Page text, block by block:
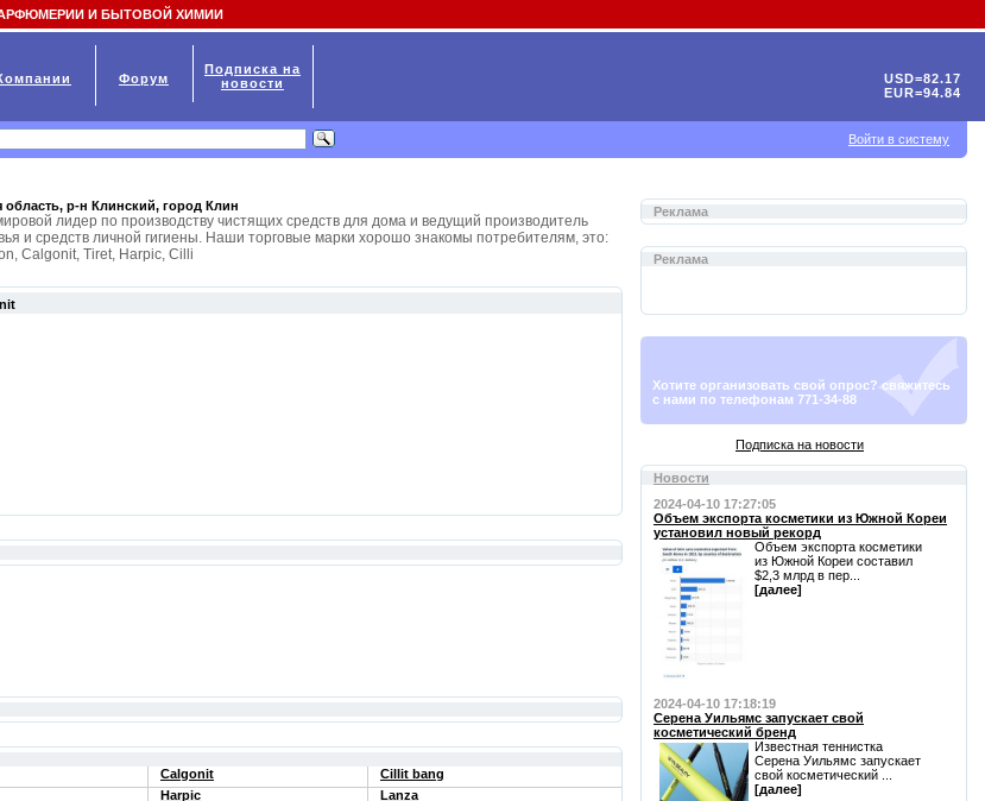
область, р-н Клинский, город Клин
лидер по производству чистящих средств для дома и ведущий производитель
и средств личной гигиены. Наши торговые марки хорошо знакомы потребителям, это:
Calgonit, Tiret, Harpic, Cilli
Calgonit
Cillit bang
Harpic
Lanza
Реклама
Реклама
Хотите организовать свой опрос? свяжитесь
с нами по телефонам 771-34-88
Подписка на новости
Новости
2024-04-10 17:27:05
Объем экспорта косметики из Южной Кореи
установил новый рекорд
Объем экспорта косметики
из Южной Кореи составил
$2,3 млрд в пер...
[далее]
2024-04-10 17:18:19
Серена Уильямс запускает свой
косметический бренд
Известная теннистка
Серена Уильямс запускает
свой косметический ...
[далее]
И БЫТОВОЙ ХИМИИ
Форум
Подписка на
новости
USD=82.17
EUR=94.84
Войти в систему